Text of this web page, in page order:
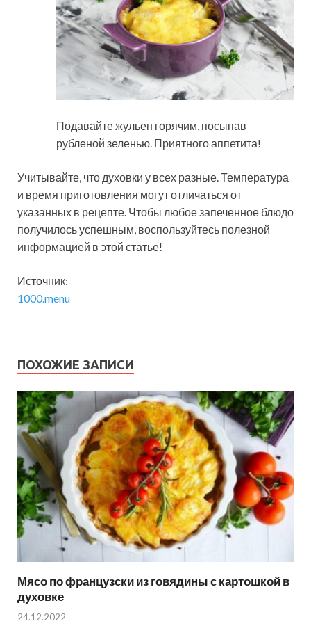
Подавайте жульен горячим, посыпав
рубленой зеленью. Приятного аппетита!
Учитывайте, что духовки у всех разные. Температура
и время приготовления могут отличаться от
указанных в рецепте. Чтобы любое запеченное блюдо
получилось успешным, воспользуйтесь полезной
информацией в этой статье!
Источник:
1000.menu
ПОХОЖИЕ ЗАПИСИ
Мясо по французски из говядины с картошкой в
духовке
24.12.2022